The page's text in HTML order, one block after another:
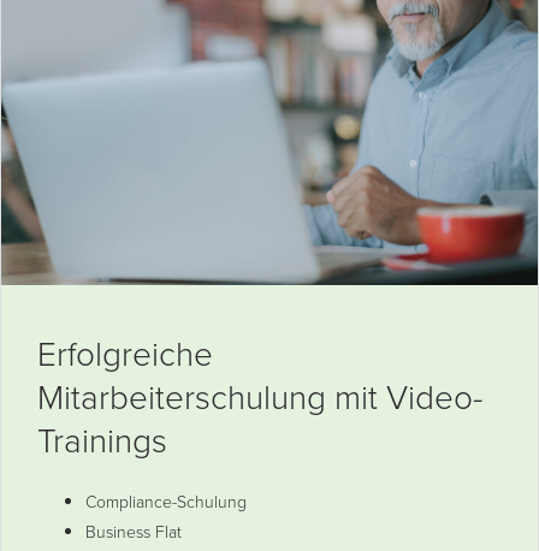
Erfolgreiche
Mitarbeiterschulung mit Video-
Trainings
Compliance-Schulung
Business Flat